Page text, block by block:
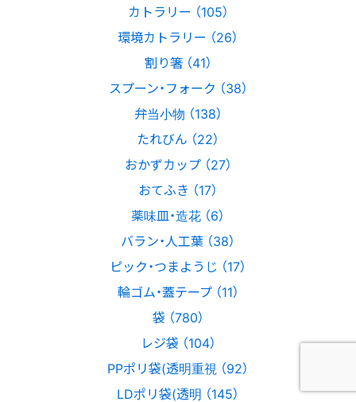
カトラリー （105）
環境カトラリー （26）
割り箸 （41）
スプーン・フォーク （38）
弁当小物 （138）
たれびん （22）
おかずカップ （27）
おてふき （17）
薬味皿・造花 （6）
バラン・人工葉 （38）
ピック・つまようじ （17）
輪ゴム・蓋テープ （11）
袋 （780）
レジ袋 （104）
PPポリ袋(透明重視 （92）
LDポリ袋(透明 （145）